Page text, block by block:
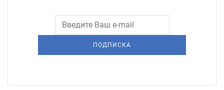
ПОДПИСКА